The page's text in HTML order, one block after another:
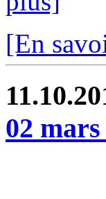
[En
02 mars